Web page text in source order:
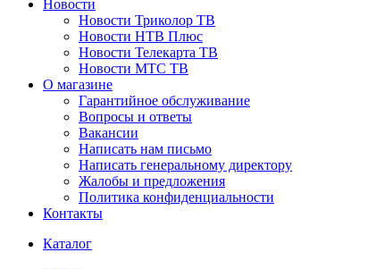
Новости
Новости Триколор ТВ
Новости НТВ Плюс
Новости Телекарта ТВ
Новости МТС ТВ
О магазине
Гарантийное обслуживание
Вопросы и ответы
Вакансии
Написать нам письмо
Написать генеральному директору
Жалобы и предложения
Политика конфиденциальности
Контакты
Каталог